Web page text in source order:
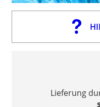
Lieferung